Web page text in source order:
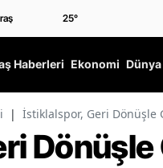
25°
Haberleri Ekonomi Dünya
| İstiklalspor, Geri Dönüşle